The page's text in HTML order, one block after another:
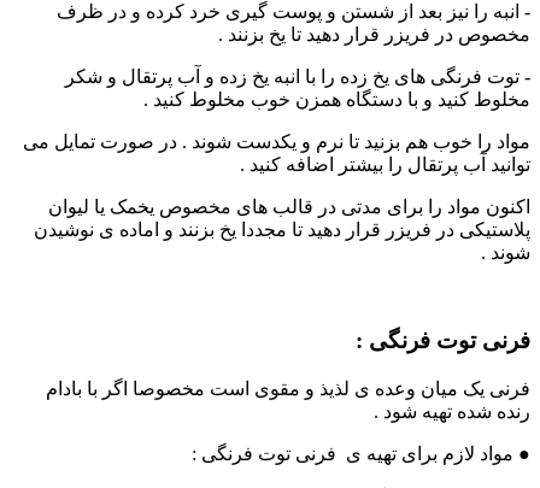
- انبه را نیز بعد از شستن و پوست گیری خرد کرده و در ظرف
مخصوص در فریزر قرار دهید تا یخ بزنند .
- توت فرنگی های یخ زده را با انبه یخ زده و آب پرتقال و شکر
مخلوط کنید و با دستگاه همزن خوب مخلوط کنید .
مواد را خوب هم بزنید تا نرم و یکدست شوند . در صورت تمایل می
توانید آب پرتقال را بیشتر اضافه کنید .
اکنون مواد را برای مدتی در قالب های مخصوص یخمک یا لیوان
پلاستیکی در فریزر قرار دهید تا مجددا یخ بزنند و اماده ی نوشیدن
شوند .
فرنی توت فرنگی :
فرنی یک میان وعده ی لذیذ و مقوی است مخصوصا اگر با بادام
رنده شده تهیه شود .
● مواد لازم برای تهیه ی فرنی توت فرنگی :